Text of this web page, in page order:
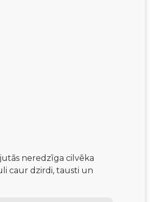
neredzīga cilvēka
caur dzirdi, tausti un